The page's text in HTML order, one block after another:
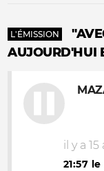
L'ÉMISSION
AUJOURD'HUI
il y a 15
21:57